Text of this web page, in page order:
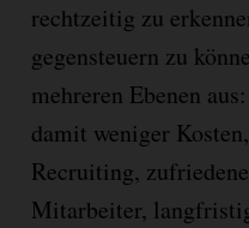
rechtzeitig zu
gegensteuern zu
mehreren Ebenen
damit weniger
Recruiting,
Mitarbeiter,